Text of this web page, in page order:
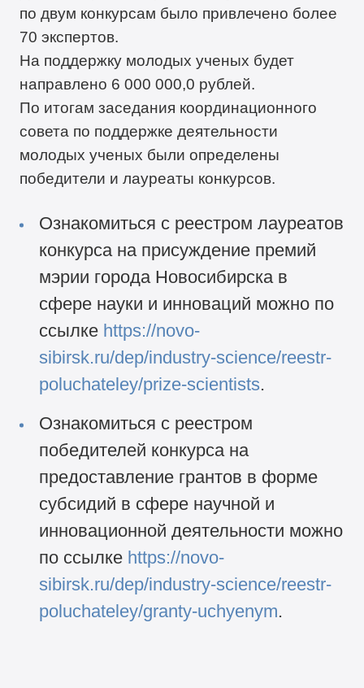
по двум конкурсам было привлечено более
70 экспертов.
На поддержку молодых ученых будет
направлено 6 000 000,0 рублей.
По итогам заседания координационного
совета по поддержке деятельности
молодых ученых были определены
победители и лауреаты конкурсов.
Ознакомиться с реестром лауреатов
конкурса на присуждение премий
мэрии города Новосибирска в
сфере науки и инноваций можно по
ссылке https://novo-
sibirsk.ru/dep/industry-science/reestr-
poluchateley/prize-scientists.
Ознакомиться с реестром
победителей конкурса на
предоставление грантов в форме
субсидий в сфере научной и
инновационной деятельности можно
по ссылке https://novo-
sibirsk.ru/dep/industry-science/reestr-
poluchateley/granty-uchyenym.